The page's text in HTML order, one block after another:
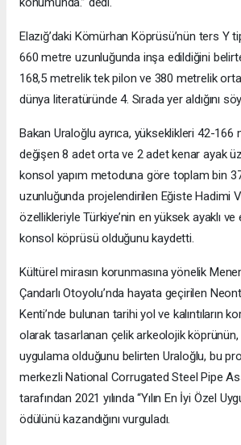
Elazığ’daki Kömürhan Köprüsü’nün ters Y
660 metre uzunluğunda inşa edildiğini
168,5 metrelik tek pilon ve 380 metrelik orta
dünya literatüründe 4. Sırada yer aldığını
Bakan Uraloğlu ayrıca, yükseklikleri 42-166
değişen 8 adet orta ve 2 adet kenar ayak
konsol yapım metoduna göre toplam bin
uzunluğunda projelendirilen Eğiste Hadimi
özellikleriyle Türkiye’nin en yüksek ayaklı
konsol köprüsü olduğunu kaydetti.
Kültürel mirasın korunmasına yönelik
Çandarlı Otoyolu’nda hayata geçirilen
Kenti’nde bulunan tarihi yol ve kalıntıların
olarak tasarlanan çelik arkeolojik
uygulama olduğunu belirten Uraloğlu, bu
merkezli National Corrugated Steel Pipe
tarafından 2021 yılında “Yılın En İyi Özel
ödülünü kazandığını vurguladı.